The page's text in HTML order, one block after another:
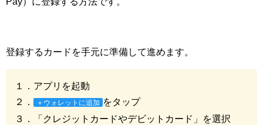
登録するカードを手元に準備して進めます。
１．アプリを起動
２．
＋ウォレットに追加 をタップ
３．「クレジットカードやデビットカード」を選択